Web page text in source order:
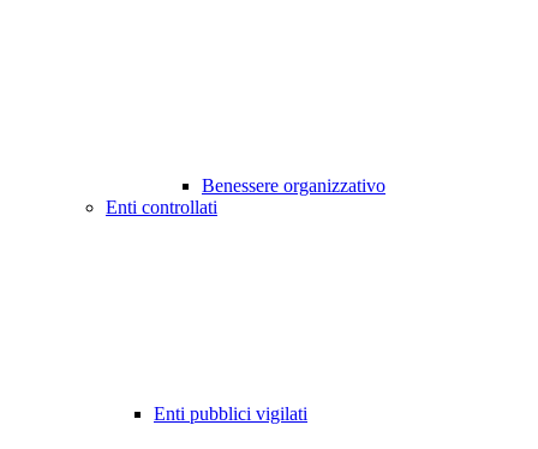
Benessere organizzativo
Enti controllati
Enti pubblici vigilati